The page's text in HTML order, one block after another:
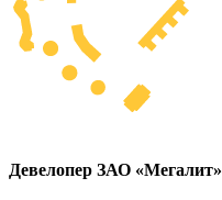
Девелопер ЗАО «Мегалит»